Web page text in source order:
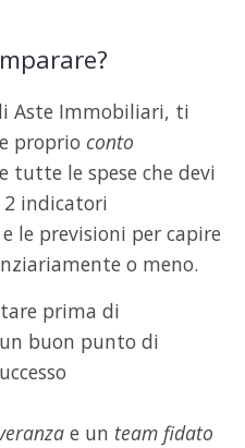
Aste Immobiliari, ti
proprio conto
tutte le spese che devi
2 indicatori
e le previsioni per capire
o meno.
prima di
buon punto di
e un team fidato